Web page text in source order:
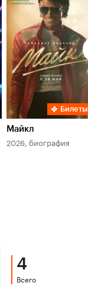
Кинопоиска
Билеты
Майкл
2026, биография
4
Всего